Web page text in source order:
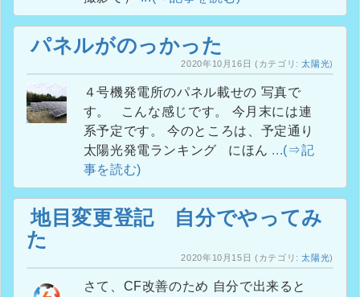
パネルがのっかった
2020年10月16日 (カテゴリ:太陽光)
４号機発電所のパネル載せの 写真で
す。 こんな感じです。 今月末には連
系予定です。 今のところは、予定通り
太陽光発電ランキング にほん ...(⇒記
事を読む)
地目変更登記 自分でやってみ
た
2020年10月15日 (カテゴリ:太陽光)
さて、CF改善のため 自分で出来ると